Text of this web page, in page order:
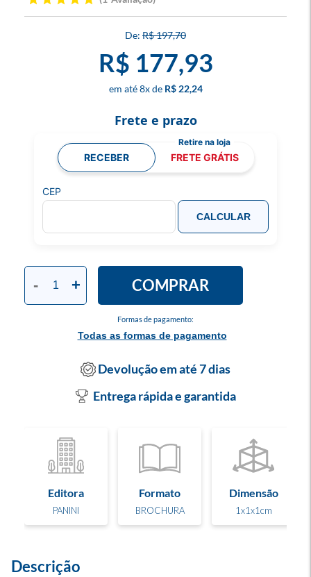
R$ 197,70
R$ 177,93
8x R$ 22,24
Formas de pagamento:
Todas as formas de pagamento
- + COMPRAR
Frete e prazo
RECEBER FRETE GRÁTIS
CEP
CALCULAR
Devolução em até 7 dias
Entrega rápida e garantida
Editora
PANINI
Formato
BROCHURA
Dimensão
1x1x1cm
Descrição